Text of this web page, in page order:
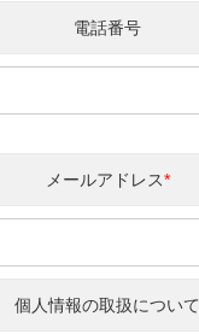
電話番号
メールアドレス*
個人情報の取扱について